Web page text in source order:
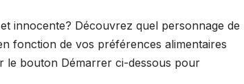
innocente? Découvrez quel personnage de
fonction de vos préférences alimentaires
le bouton Démarrer ci-dessous pour